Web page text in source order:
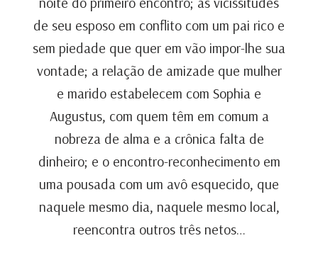
de seu esposo em conflito com um pai rico e
sem piedade que quer em vão impor-lhe sua
vontade; a relação de amizade que mulher
e marido estabelecem com Sophia e
Augustus, com quem têm em comum a
nobreza de alma e a crônica falta de
dinheiro; e o encontro-reconhecimento em
uma pousada com um avô esquecido, que
naquele mesmo dia, naquele mesmo local,
reencontra outros três netos…